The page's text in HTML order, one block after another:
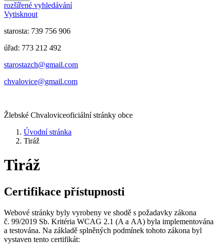
rozšířené vyhledávání
Vytisknout
starosta: 739 756 906
úřad: 773 212 492
​​​​starostazch@gmail.com
​​​​chvalovice@gmail.com
Žlebské Chvaloviceoficiální stránky obce
Úvodní stránka
Tiráž
Tiráž
Certifikace přístupnosti
Webové stránky byly vyrobeny ve shodě s požadavky zákona
č. 99/2019 Sb. Kritéria WCAG 2.1 (A a AA) byla implementována
a testována. Na základě splněných podmínek tohoto zákona byl
vystaven tento certifikát: